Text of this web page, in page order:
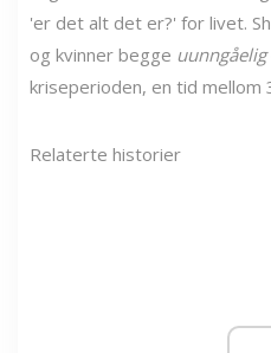
'er det alt det er?' for livet.
og kvinner begge uunngåelig
kriseperioden, en tid mellom
Relaterte historier